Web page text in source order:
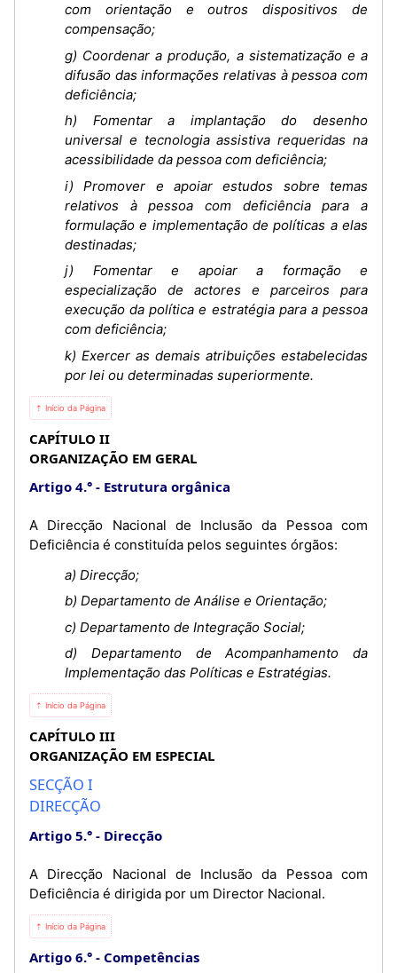
com orientação e outros dispositivos de
compensação;
g) Coordenar a produção, a sistematização e a
difusão das informações relativas à pessoa com
deficiência;
h) Fomentar a implantação do desenho
universal e tecnologia assistiva requeridas na
acessibilidade da pessoa com deficiência;
i) Promover e apoiar estudos sobre temas
relativos à pessoa com deficiência para a
formulação e implementação de políticas a elas
destinadas;
j) Fomentar e apoiar a formação e
especialização de actores e parceiros para
execução da política e estratégia para a pessoa
com deficiência;
k) Exercer as demais atribuições estabelecidas
por lei ou determinadas superiormente.
⇡ Início da Página
CAPÍTULO II
ORGANIZAÇÃO EM GERAL
Artigo 4.°
Estrutura orgânica
A Direcção Nacional de Inclusão da Pessoa com
Deficiência é constituída pelos seguintes órgãos:
a) Direcção;
b) Departamento de Análise e Orientação;
c) Departamento de Integração Social;
d) Departamento de Acompanhamento da
Implementação das Políticas e Estratégias.
⇡ Início da Página
CAPÍTULO III
ORGANIZAÇÃO EM ESPECIAL
SECÇÃO I
DIRECÇÃO
Artigo 5.° Direcção
A Direcção Nacional de Inclusão da Pessoa com
Deficiência é dirigida por um Director Nacional.
⇡ Início da Página
Artigo 6.° Competências